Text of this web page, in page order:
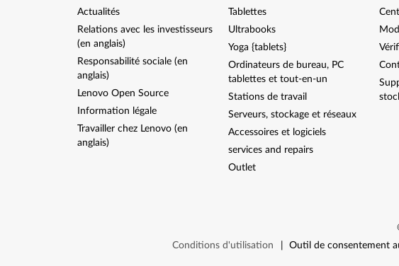
Actualités
Relations avec les investisseurs
(en anglais)
Responsabilité sociale (en
anglais)
Lenovo Open Source
Information légale
Travailler chez Lenovo (en
anglais)
Tablettes
Ultrabooks
Yoga {tablets}
Ordinateurs de bureau, PC
tablettes et tout-en-un
Stations de travail
Serveurs, stockage et réseaux
Accessoires et logiciels
services and repairs
Outlet
Conditions d'utilisation
Outil de consentement